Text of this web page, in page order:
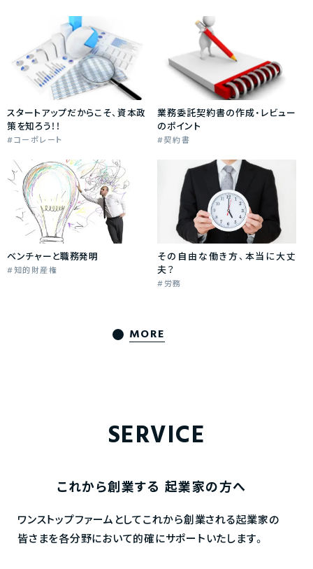
スタートアップだからこそ、資本政
策を知ろう！！
コーポレート
業務委託契約書の作成・レビュー
のポイント
契約書
ベンチャーと職務発明
知的財産権
その自由な働き方、本当に大丈
夫？
労務
MORE
SERVICE
これから創業する 起業家の方へ
ワンストップファームとしてこれから創業される起業家の
皆さまを各分野において的確にサポートいたします。